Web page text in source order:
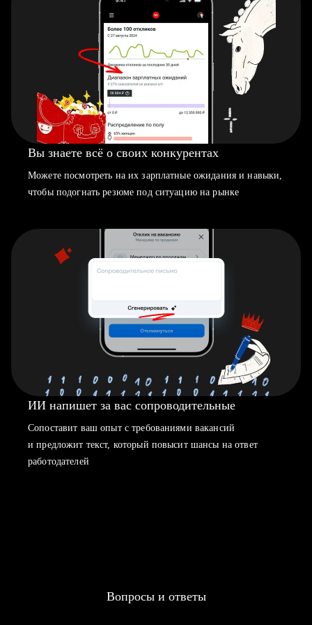
Вы знаете всё о своих конкурентах
Можете посмотреть на их зарплатные ожидания и навыки,
чтобы подогнать резюме под ситуацию на рынке
ИИ напишет за вас сопроводительные
Сопоставит ваш опыт с требованиями вакансий
и предложит текст, который повысит шансы на ответ
работодателей
Вопросы и ответы